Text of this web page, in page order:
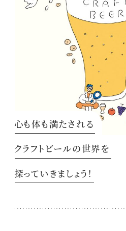
心も体も満たされる
クラフトビールの世界を
探っていきましょう！